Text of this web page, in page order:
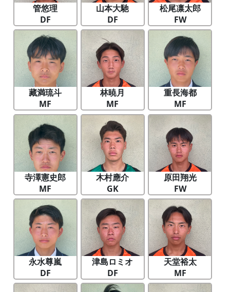
管悠理
DF
山本大馳
DF
松尾凛太郎
FW
藏満琉斗
MF
林暁月
MF
重長海都
MF
寺澤憲史郎
MF
木村應介
GK
原田翔光
FW
永水尊嵐
DF
津島ロミオ
DF
天堂裕太
MF